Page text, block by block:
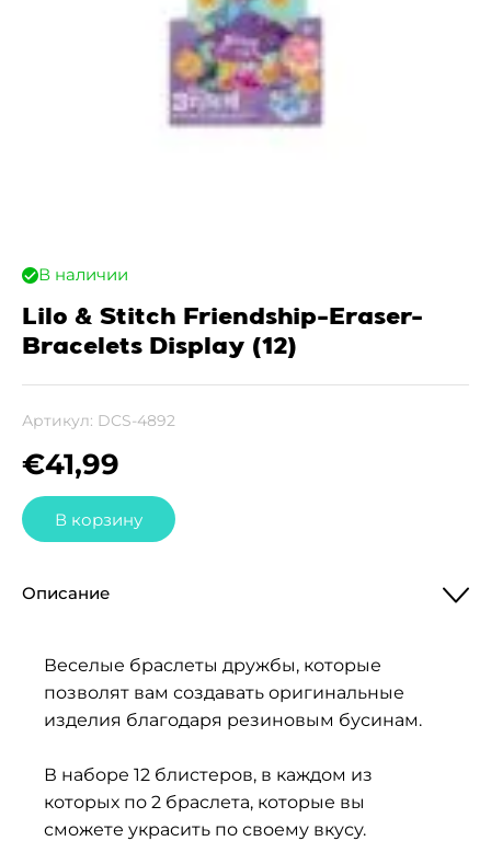
В наличии
Lilo & Stitch Friendship-Eraser-
Bracelets Display (12)
Артикул: DCS-4892
€41,99
В корзину
Описание
Веселые браслеты дружбы, которые
позволят вам создавать оригинальные
изделия благодаря резиновым бусинам.
В наборе 12 блистеров, в каждом из
которых по 2 браслета, которые вы
сможете украсить по своему вкусу.